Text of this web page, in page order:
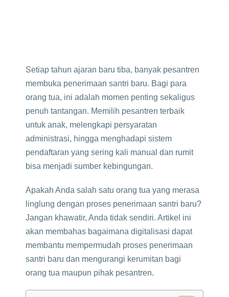
Setiap tahun ajaran baru tiba, banyak pesantren
membuka penerimaan santri baru. Bagi para
orang tua, ini adalah momen penting sekaligus
penuh tantangan. Memilih pesantren terbaik
untuk anak, melengkapi persyaratan
administrasi, hingga menghadapi sistem
pendaftaran yang sering kali manual dan rumit
bisa menjadi sumber kebingungan.
Apakah Anda salah satu orang tua yang merasa
linglung dengan proses penerimaan santri baru?
Jangan khawatir, Anda tidak sendiri. Artikel ini
akan membahas bagaimana digitalisasi dapat
membantu mempermudah proses penerimaan
santri baru dan mengurangi kerumitan bagi
orang tua maupun pihak pesantren.